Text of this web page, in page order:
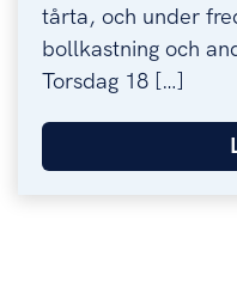
tårta, och under
bollkastning och
Torsdag 18 […]